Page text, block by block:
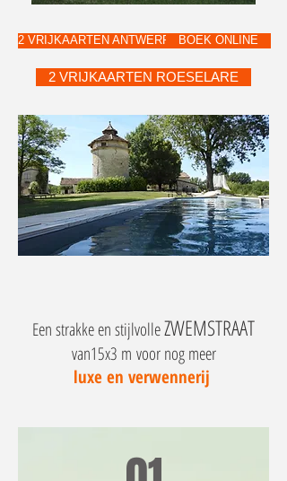
2 VRIJKAARTEN ANTWERPENBOEK ONLINE
2 VRIJKAARTEN ROESELARE
Een strakke en stijlvolleZWEMSTRAAT
van15x3 m voor nog meer
luxe en verwennerij